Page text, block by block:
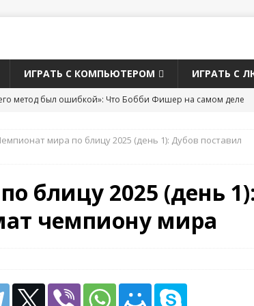
ИГРАТЬ С КОМПЬЮТЕРОМ ИГРАТЬ С
метод был ошибкой»: Что Бобби Фишер на самом деле
Кайданов
БИОГРАФИЯ ШАХМАТИСТОВ
Касымджанов — чемпион мира по версии ФИДЕ (2004)
2026
мира по блицу 2025 (день 1): Дубов поставил
блицу 2025 (день 1):
чемпиону мира